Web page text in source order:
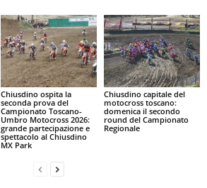
Chiusdino ospita la
seconda prova del
Campionato Toscano-
Umbro Motocross 2026:
grande partecipazione e
spettacolo al Chiusdino
MX Park
Chiusdino capitale del
motocross toscano:
domenica il secondo
round del Campionato
Regionale